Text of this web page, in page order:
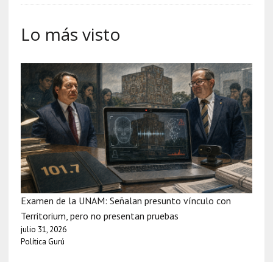
Lo más visto
Examen de la UNAM: Señalan presunto vínculo con
Territorium, pero no presentan pruebas
julio 31, 2026
Política Gurú